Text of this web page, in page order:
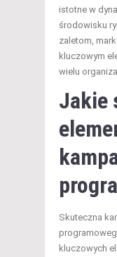
istotne w
środowisku
zaletom,
kluczowym
wielu
Jakie
Skuteczna
kluczowych